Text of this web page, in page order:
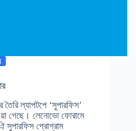
তৈরি ল্যাপটপে ‘সুপারফিস’
গেছে। লেনোভো ফোরামে
সুপারফিস প্রোগ্রাম